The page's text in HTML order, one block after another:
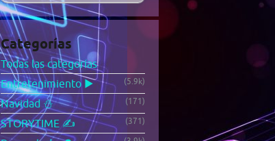
Categorías
Todas las categorías
Entretenimiento ▶️
(5.9k)
Navidad ⛄ (171)
STORYTIME ✍️ (371)